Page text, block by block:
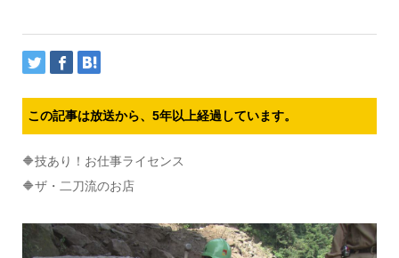
この記事は放送から、5年以上経過しています。
🔶技あり！お仕事ライセンス
🔶ザ・二刀流のお店